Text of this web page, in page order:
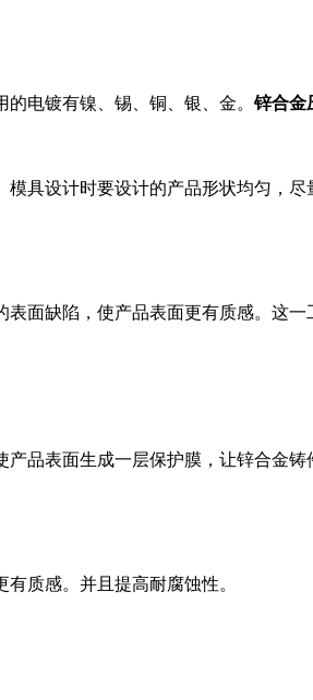
电镀有镍、锡、铜、银、金。 锌合金
设计时要设计的产品形状均匀，尽
缺陷，使产品表面更有质感。这一
表面生成一层保护膜，让锌合金铸
质感。并且提高耐腐蚀性。